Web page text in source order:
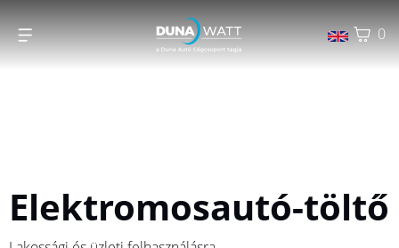
0
Elektromosautó-töltő